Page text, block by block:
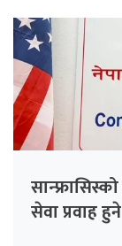
सेवा प्रवाह हुने